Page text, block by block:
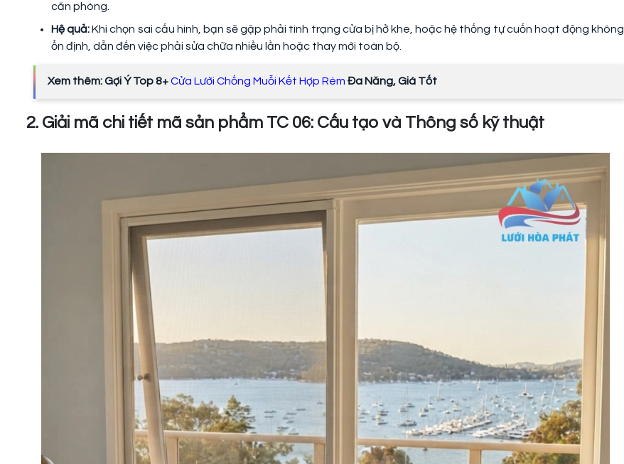
căn phòng.
Hệ quả:Khi chọn sai cấu hình, bạn sẽ gặp phải tình trạng cửa bị hở khe, hoặc hệ thống tự cuốn hoạt động không
ổn định, dẫn đến việc phải sửa chữa nhiều lần hoặc thay mới toàn bộ.
Xem thêm: Gợi Ý Top 8+Cửa Lưới Chống Muỗi Kết Hợp Rèm Đa Năng, Giá Tốt
2. Giải mã chi tiết mã sản phẩm TC 06: Cấu tạo và Thông số kỹ thuật